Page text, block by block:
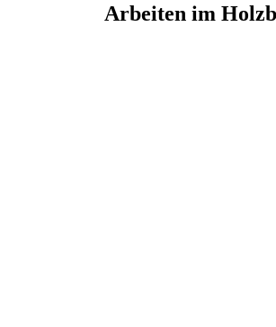
Arbeiten im